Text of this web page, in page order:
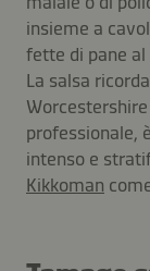
insieme a
fette di pane
La salsa
professionale,
intenso e
Kikkoman